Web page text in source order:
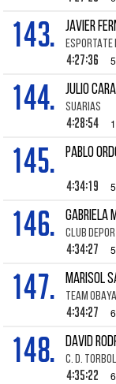
143. JAVIER
4:27:36
144. JULIO
SUARIAS
4:28:54
145. PABLO
4:34:19
146. GABRIELA
CLUB
4:34:27
147. MARISOL
TEAM OBAYA
4:34:27
148. DAVID
C. D.
4:35:22